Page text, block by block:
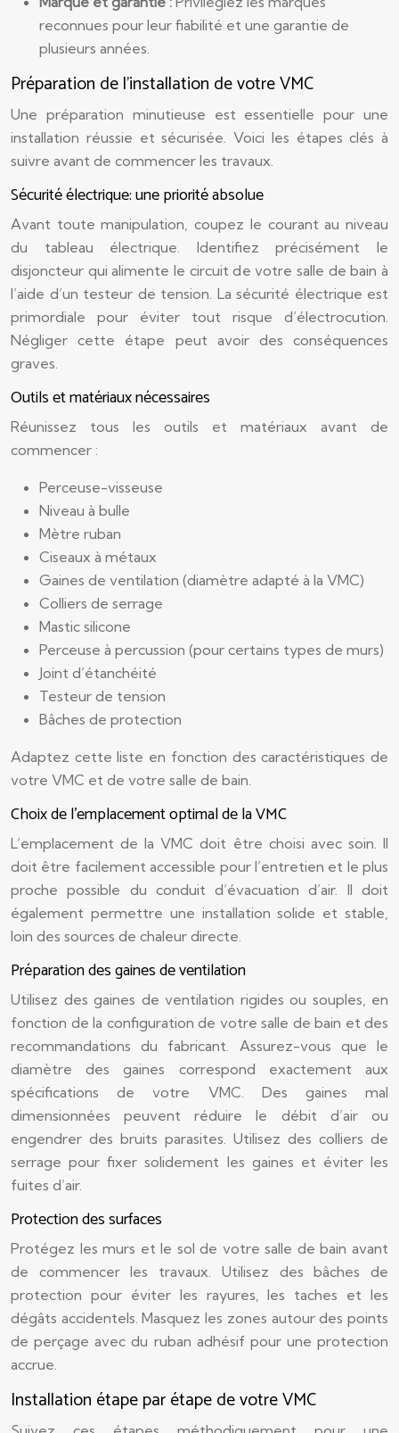
reconnues pour leur fiabilité et une garantie de
plusieurs années.
Préparation de l’installation de votre VMC
Une préparation minutieuse est essentielle pour une
installation réussie et sécurisée. Voici les étapes clés à
suivre avant de commencer les travaux.
Sécurité électrique: une priorité absolue
Avant toute manipulation, coupez le courant au niveau
du tableau électrique. Identifiez précisément le
disjoncteur qui alimente le circuit de votre salle de bain à
l’aide d’un testeur de tension. La sécurité électrique est
primordiale pour éviter tout risque d’électrocution.
Négliger cette étape peut avoir des conséquences
graves.
Outils et matériaux nécessaires
Réunissez tous les outils et matériaux avant de
commencer :
Perceuse-visseuse
Niveau à bulle
Mètre ruban
Ciseaux à métaux
Gaines de ventilation (diamètre adapté à la VMC)
Colliers de serrage
Mastic silicone
Perceuse à percussion (pour certains types de murs)
Joint d’étanchéité
Testeur de tension
Bâches de protection
Adaptez cette liste en fonction des caractéristiques de
votre VMC et de votre salle de bain.
Choix de l’emplacement optimal de la VMC
L’emplacement de la VMC doit être choisi avec soin. Il
doit être facilement accessible pour l’entretien et le plus
proche possible du conduit d’évacuation d’air. Il doit
également permettre une installation solide et stable,
loin des sources de chaleur directe.
Préparation des gaines de ventilation
Utilisez des gaines de ventilation rigides ou souples, en
fonction de la configuration de votre salle de bain et des
recommandations du fabricant. Assurez-vous que le
diamètre des gaines correspond exactement aux
spécifications de votre VMC. Des gaines mal
dimensionnées peuvent réduire le débit d’air ou
engendrer des bruits parasites. Utilisez des colliers de
serrage pour fixer solidement les gaines et éviter les
fuites d’air.
Protection des surfaces
Protégez les murs et le sol de votre salle de bain avant
de commencer les travaux. Utilisez des bâches de
protection pour éviter les rayures, les taches et les
dégâts accidentels. Masquez les zones autour des points
de perçage avec du ruban adhésif pour une protection
accrue.
Installation étape par étape de votre VMC